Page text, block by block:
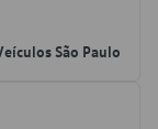
São Paulo